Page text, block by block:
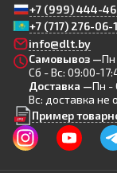
+7 (999) 444-
+7 (717) 276-06-
info@dlt.by
Самовывоз —Пн
Сб - Вс: 09:00-
Доставка —Пн -
Вс: доставка не
Пример